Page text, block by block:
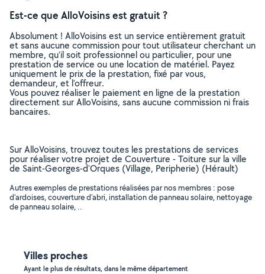
Est-ce que AlloVoisins est gratuit ?
Absolument ! AlloVoisins est un service entièrement gratuit
et sans aucune commission pour tout utilisateur cherchant un
membre, qu’il soit professionnel ou particulier, pour une
prestation de service ou une location de matériel. Payez
uniquement le prix de la prestation, fixé par vous,
demandeur, et l’offreur.
Vous pouvez réaliser le paiement en ligne de la prestation
directement sur AlloVoisins, sans aucune commission ni frais
bancaires.
Sur AlloVoisins, trouvez toutes les prestations de services
pour réaliser votre projet de Couverture - Toiture sur la ville
de Saint-Georges-d'Orques (Village, Peripherie) (Hérault)
Autres exemples de prestations réalisées par nos membres : pose
d'ardoises, couverture d'abri, installation de panneau solaire, nettoyage
de panneau solaire, ..
Villes proches
Ayant le plus de résultats, dans le même département